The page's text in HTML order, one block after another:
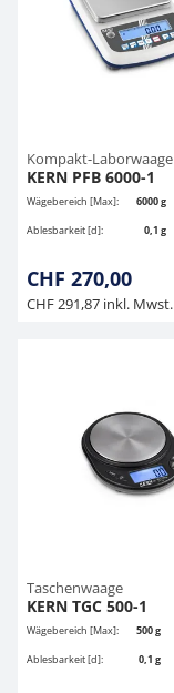
Kompakt-Laborwaage
KERN PFB 6000-1
Wägebereich [Max]:
6000 g
Ablesbarkeit [d]:
0,1 g
CHF 270,00
CHF 291,87 inkl. Mwst.
Taschenwaage
KERN TGC 500-1
Wägebereich [Max]:
500 g
Ablesbarkeit [d]:
0,1 g